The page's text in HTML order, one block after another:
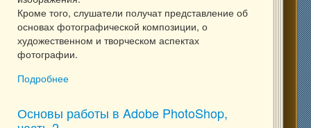
Кроме того, слушатели получат представление об
основах фотографической композиции, о
художественном и творческом аспектах
фотографии.
Подробнее о Основы цифровой фотографии и компьютерной
Основы работы в Adobe PhotoShop,